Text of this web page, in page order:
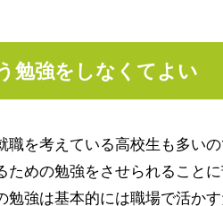
勉強をしなくてよい
職を考えている高校生も多い
ための勉強をさせられること
勉強は基本的には職場で活か